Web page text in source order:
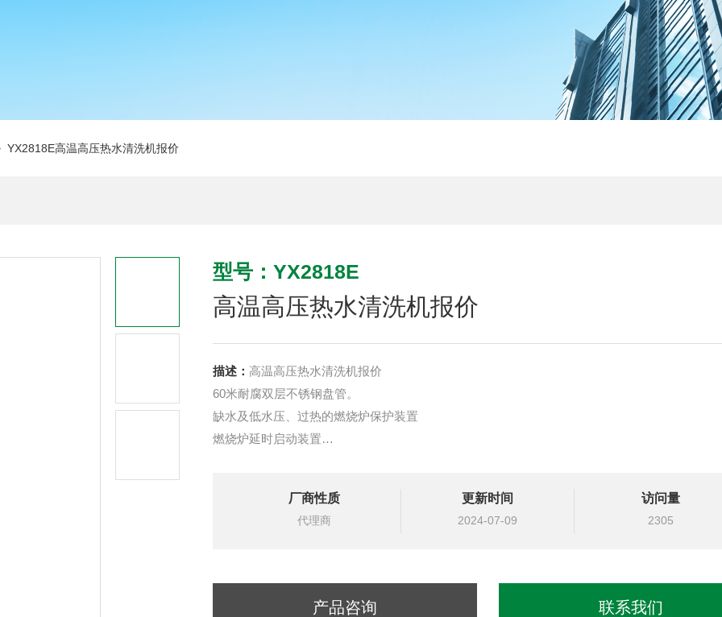
高温高压热水清洗机报价
型号：YX2818E
高温高压热水清洗机报价
描述： 高温高压热水清洗机报价
60米耐腐双层不锈钢盘管。
缺水及低水压、过热的燃烧炉保护装置
燃烧炉延时启动装置
高压输送清洗剂
关枪超过20分钟自动关机功能
厂商性质
代理商
更新时间
2024-07-09
访问量
2305
产品咨询 联系我们